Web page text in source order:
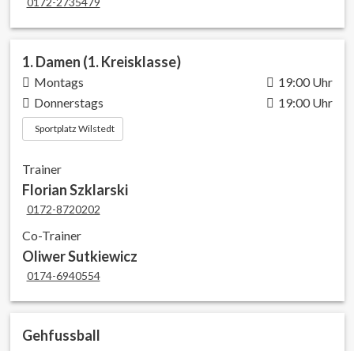
1. Damen (1. Kreisklasse)
Montags
19:00 Uhr
Donnerstags
19:00 Uhr
Sportplatz Wilstedt
Trainer
Florian Szklarski
0172-8720202
Co-Trainer
Oliwer Sutkiewicz
0174-6940554
Gehfussball